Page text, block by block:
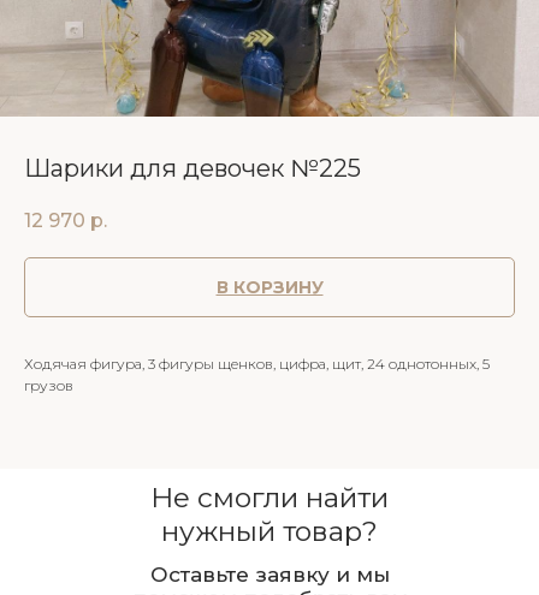
Шарики для девочек №225
12 970 р.
В КОРЗИНУ
Ходячая фигура, 3 фигуры щенков, цифра, щит, 24 однотонных, 5
грузов
Не смогли найти
нужный товар?
Оставьте заявку и мы